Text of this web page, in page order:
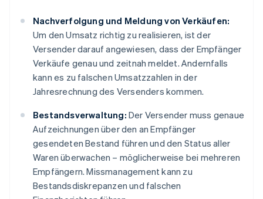
Nachverfolgung und Meldung von Verkäufen:
Um den Umsatz richtig zu realisieren, ist der
Versender darauf angewiesen, dass der Empfänger
Verkäufe genau und zeitnah meldet. Andernfalls
kann es zu falschen Umsatzzahlen in der
Jahresrechnung des Versenders kommen.
Bestandsverwaltung: Der Versender muss genaue
Aufzeichnungen über den an Empfänger
gesendeten Bestand führen und den Status aller
Waren überwachen – möglicherweise bei mehreren
Empfängern. Missmanagement kann zu
Bestandsdiskrepanzen und falschen